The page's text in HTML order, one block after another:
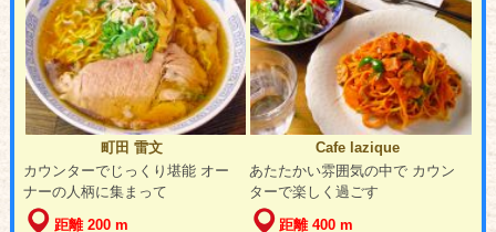
町田 雷文
カウンターでじっくり堪能 オー
ナーの人柄に集まって
距離 200 m
Cafe lazique
あたたかい雰囲気の中で カウン
ターで楽しく過ごす
距離 400 m